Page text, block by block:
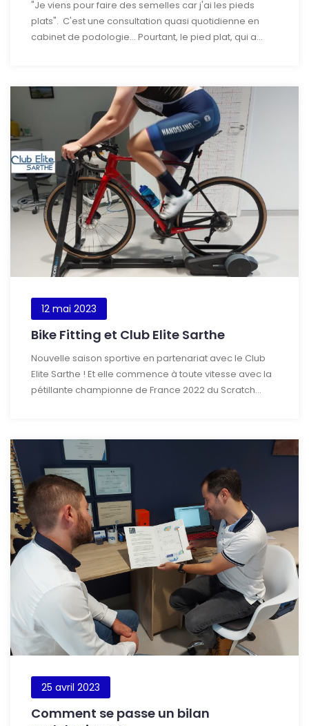
"Je viens pour faire des semelles car j'ai les pieds
plats". C'est une consultation quasi quotidienne en
cabinet de podologie... Pourtant, le pied plat, qui a...
12 mai 2023
Bike Fitting et Club Elite Sarthe
Nouvelle saison sportive en partenariat avec le Club
Elite Sarthe ! Et elle commence à toute vitesse avec la
pétillante championne de France 2022 du Scratch...
25 avril 2023
Comment se passe un bilan